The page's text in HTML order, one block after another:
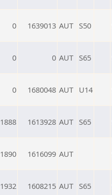
0 1639013 AUT S50
0 0 AUT S65
0 1680048 AUT U14
1888 1613928 AUT S65
1890 1616099 AUT
1932 1608215 AUT S65